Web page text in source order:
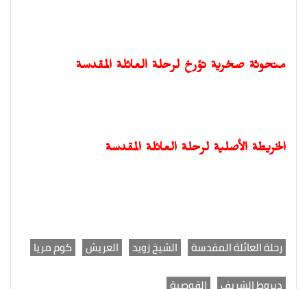
منحوثة صخرية تؤرخ لرحلة العائلة المقدسة
الخريطة الأصلية لرحلة العائلة المقدسة
رحلة العائلة المقدسة الشيخ زويد العريش
كوم مريا